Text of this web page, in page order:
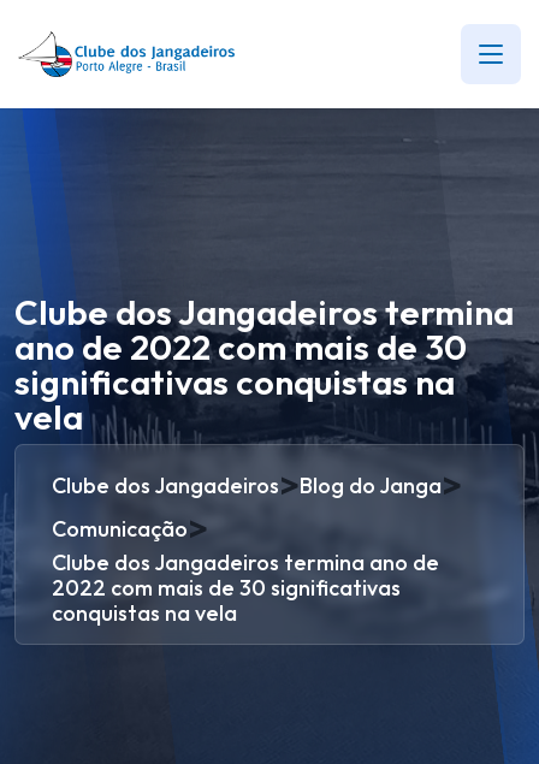
Clube dos Jangadeiros termina
ano de 2022 com mais de 30
significativas conquistas na
vela
Clube dos Jangadeiros>Blog do Janga>
Comunicação>
Clube dos Jangadeiros termina ano de
2022 com mais de 30 significativas
conquistas na vela